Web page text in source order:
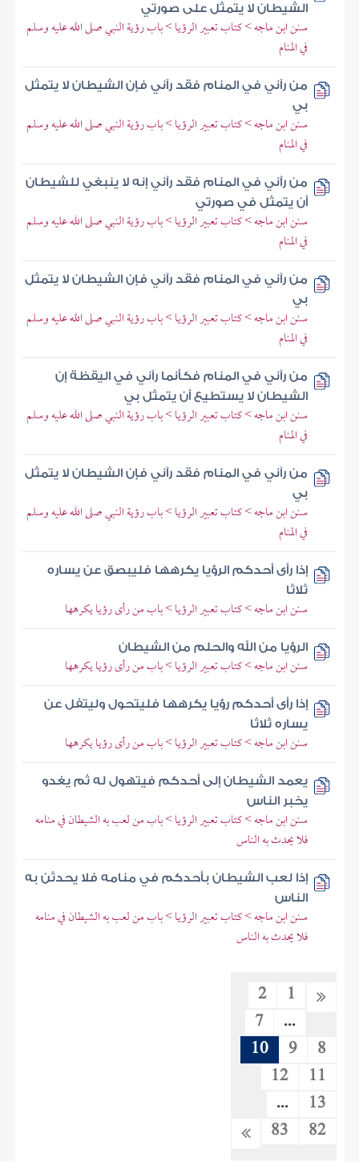
الشيطان لا يتمثل على صورتي
سنن ابن ماجه > كتاب تعبير الرؤيا > باب رؤية النبي صلى الله عليه وسلم
في المنام
من رآني في المنام فقد رآني فإن الشيطان لا يتمثل
بي
سنن ابن ماجه > كتاب تعبير الرؤيا > باب رؤية النبي صلى الله عليه وسلم
في المنام
من رآني في المنام فقد رآني إنه لا ينبغي للشيطان
أن يتمثل في صورتي
سنن ابن ماجه > كتاب تعبير الرؤيا > باب رؤية النبي صلى الله عليه وسلم
في المنام
من رآني في المنام فقد رآني فإن الشيطان لا يتمثل
بي
سنن ابن ماجه > كتاب تعبير الرؤيا > باب رؤية النبي صلى الله عليه وسلم
في المنام
من رآني في المنام فكأنما رآني في اليقظة إن
الشيطان لا يستطيع أن يتمثل بي
سنن ابن ماجه > كتاب تعبير الرؤيا > باب رؤية النبي صلى الله عليه وسلم
في المنام
من رآني في المنام فقد رآني فإن الشيطان لا يتمثل
بي
سنن ابن ماجه > كتاب تعبير الرؤيا > باب رؤية النبي صلى الله عليه وسلم
في المنام
إذا رأى أحدكم الرؤيا يكرهها فليبصق عن يساره
ثلاثا
سنن ابن ماجه > كتاب تعبير الرؤيا > باب من رأى رؤيا يكرهها
الرؤيا من الله والحلم من الشيطان
سنن ابن ماجه > كتاب تعبير الرؤيا > باب من رأى رؤيا يكرهها
إذا رأى أحدكم رؤيا يكرهها فليتحول وليتفل عن
يساره ثلاثا
سنن ابن ماجه > كتاب تعبير الرؤيا > باب من رأى رؤيا يكرهها
يعمد الشيطان إلى أحدكم فيتهول له ثم يغدو
يخبر الناس
سنن ابن ماجه > كتاب تعبير الرؤيا > باب من لعب به الشيطان في منامه
فلا يحدث به الناس
إذا لعب الشيطان بأحدكم في منامه فلا يحدثن به
الناس
سنن ابن ماجه > كتاب تعبير الرؤيا > باب من لعب به الشيطان في منامه
فلا يحدث به الناس
1
2
...
7
8
9
10
11
12
13
...
82
83